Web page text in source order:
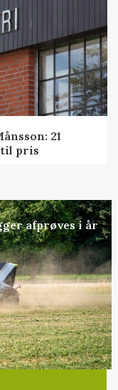
21
pris
afprøves i år